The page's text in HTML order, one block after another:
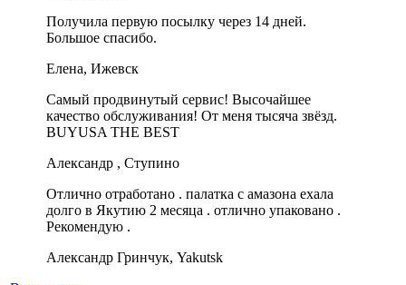
Получила первую посылку через 14 дней.
Большое спасибо.
Елена, Ижевск
Самый продвинутый сервис! Высочайшее
качество обслуживания! От меня тысяча звёзд.
BUYUSA THE BEST
Александр , Ступино
Отлично отработано . палатка с амазона ехала
долго в Якутию 2 месяца . отлично упаковано .
Рекомендую .
Александр Гринчук, Yakutsk